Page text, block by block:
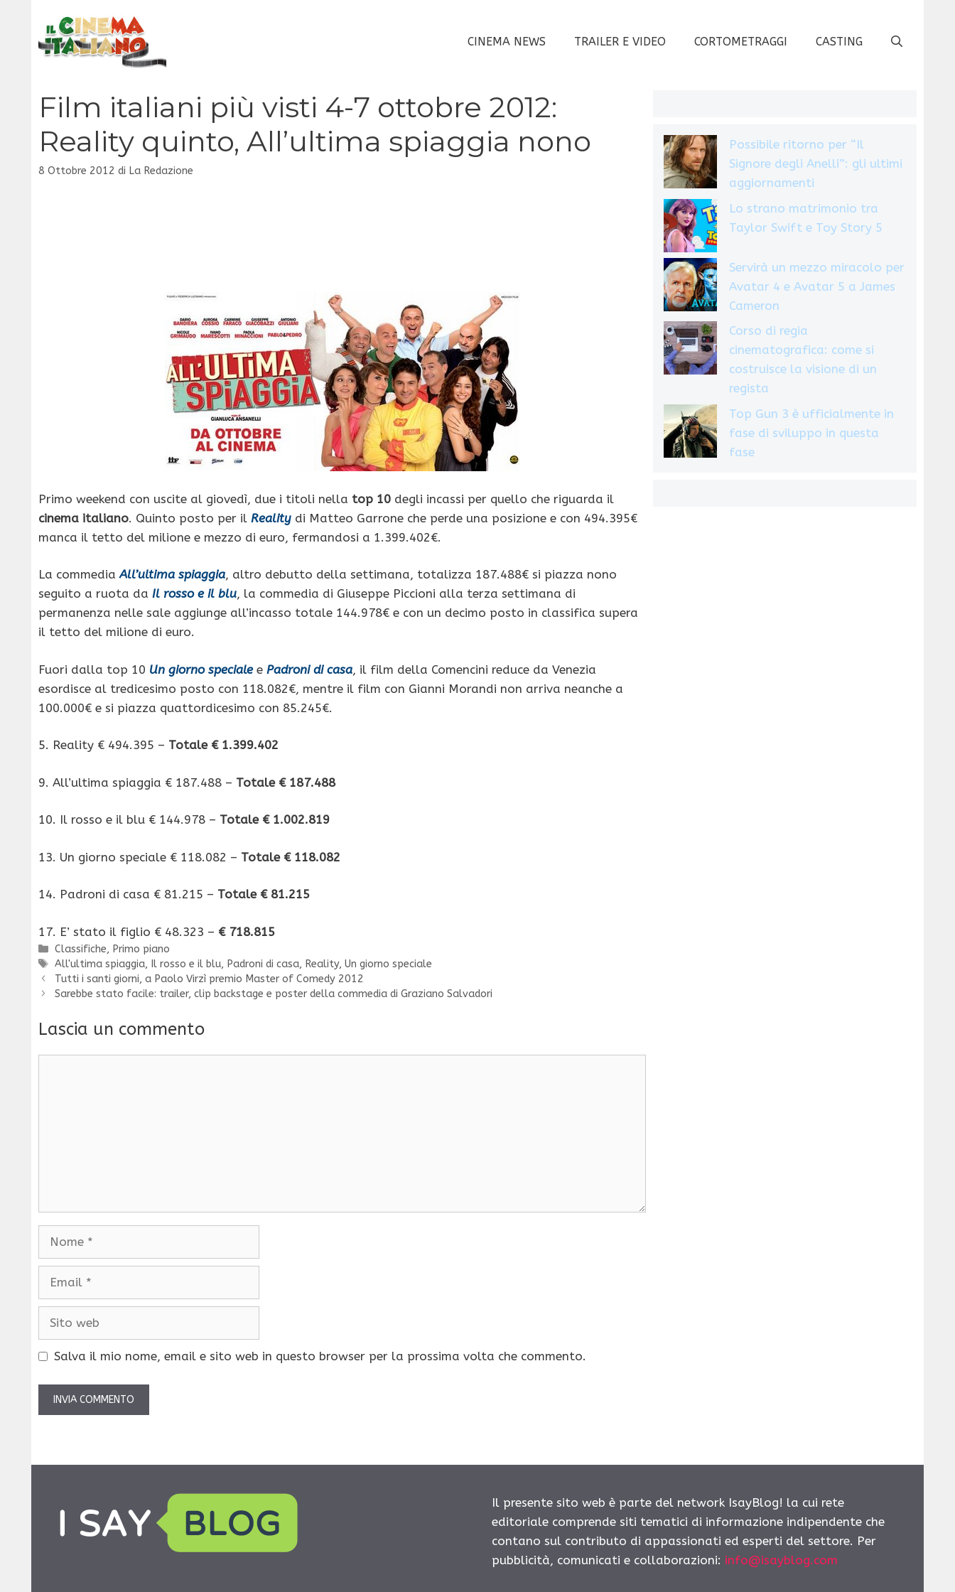
contenuto
CINEMA NEWS TRAILER E VIDEO CORTOMETRAGGI CASTING
Film italiani più visti 4-7 ottobre 2012:
Reality quinto, All’ultima spiaggia nono
8 Ottobre 2012 di La Redazione
Primo weekend con uscite al giovedì, due i titoli nella top 10 degli incassi per quello che riguarda il
cinema italiano. Quinto posto per il Reality di Matteo Garrone che perde una posizione e con 494.395€
manca il tetto del milione e mezzo di euro, fermandosi a 1.399.402€.
La commediaAll’ultima spiaggia, altro debutto della settimana, totalizza 187.488€ si piazza nono
seguito a ruota da Il rosso e il blu, la commedia di Giuseppe Piccioni alla terza settimana di
permanenza nelle sale aggiunge all’incasso totale 144.978€ e con un decimo posto in classifica supera
il tetto del milione di euro.
Fuori dalla top 10 Un giorno specialee Padroni di casa, il film della Comencini reduce da Venezia
esordisce al tredicesimo posto con 118.082€, mentre il film con Gianni Morandi non arriva neanche a
100.000€ e si piazza quattordicesimo con 85.245€.
5. Reality € 494.395 – Totale € 1.399.402
9. All’ultima spiaggia € 187.488 – Totale € 187.488
10. Il rosso e il blu € 144.978 – Totale € 1.002.819
13. Un giorno speciale € 118.082 – Totale € 118.082
14. Padroni di casa € 81.215 – Totale € 81.215
17. E’ stato il figlio € 48.323 – € 718.815
Categorie
Classifiche, Primo piano
Tag
All'ultima spiaggia, Il rosso e il blu, Padroni di casa, Reality,Un giorno speciale
Tutti i santi giorni, a Paolo Virzì premio Master of Comedy 2012
Sarebbe stato facile: trailer, clip backstage e poster della commedia di Graziano Salvadori
Lascia un commento
Nome
Email
Sito
Salva il mio nome, email e sito web in questo browser per la prossima volta che commento.
Possibile ritorno per “Il
Signore degli Anelli”: gli ultimi
aggiornamenti
Lo strano matrimonio tra
Taylor Swift e Toy Story 5
Servirà un mezzo miracolo per
Avatar 4 e Avatar 5 a James
Cameron
Corso di regia
cinematografica: come si
costruisce la visione di un
regista
Top Gun 3 è ufficialmente in
fase di sviluppo in questa
fase
Il presente sito web è parte del network IsayBlog! la cui rete
editoriale comprende siti tematici di informazione indipendente che
contano sul contributo di appassionati ed esperti del settore. Per
pubblicità, comunicati e collaborazioni: info@isayblog.com